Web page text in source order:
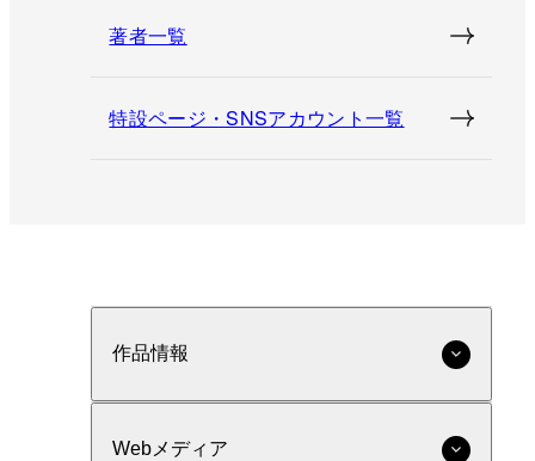
著者一覧
特設ページ・SNSアカウント一覧
作品情報
Webメディア